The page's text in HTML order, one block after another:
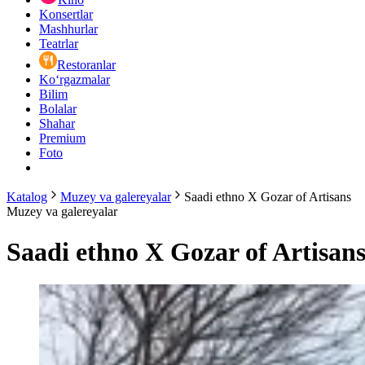
Konsertlar
Mashhurlar
Teatrlar
Restoranlar
Ko‘rgazmalar
Bilim
Bolalar
Shahar
Premium
Foto
Katalog Muzey va galereyalar
Saadi ethno X Gozar of Artisans
Muzey va galereyalar
Saadi ethno X Gozar of Artisans